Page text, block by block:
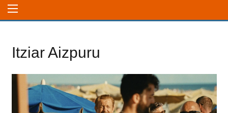
Itziar Aizpuru